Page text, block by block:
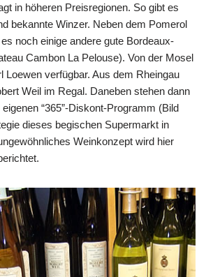
in höheren Preisregionen. So gibt es
bekannte Winzer. Neben dem Pomerol
noch einige andere gute Bordeaux-
Cambon La Pelouse). Von der Mosel
Loewen verfügbar. Aus dem Rheingau
Weil im Regal. Daneben stehen dann
“365”-Diskont-Programm (Bild
dieses begischen Supermarkt in
Weinkonzept wird hier